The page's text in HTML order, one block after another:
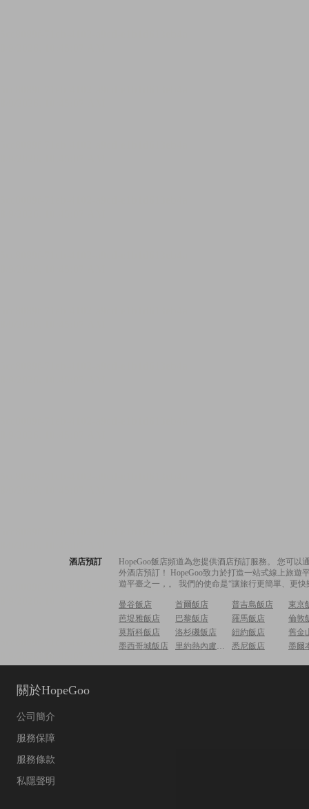
酒店預訂
HopeGoo飯店頻道為您提供酒店預訂服務。 您可
外酒店預訂！ HopeGoo致力於打造一站式線上旅
遊平臺之一，。 我們的使命是“讓旅行更簡單、更
曼谷飯店 首爾飯店 普吉島飯店
東京
芭堤雅飯店
巴黎飯店 羅馬飯店
倫敦
莫斯科飯店
洛杉磯飯店 紐約飯店
舊金
墨西哥城飯店
里約熱內盧飯店 悉尼飯店 墨爾
關於HopeGoo
公司簡介
服務保障
服務條款
私隱聲明